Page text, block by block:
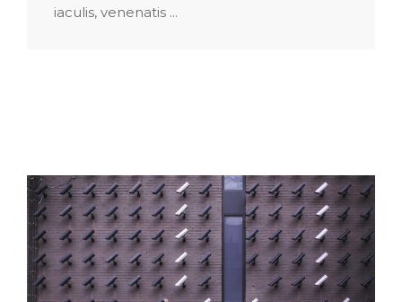
iaculis, venenatis ...